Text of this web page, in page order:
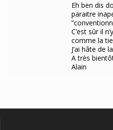
Eh ben dis
paraitre
C’est sûr il
comme la
J’ai hâte de
A très
Alain